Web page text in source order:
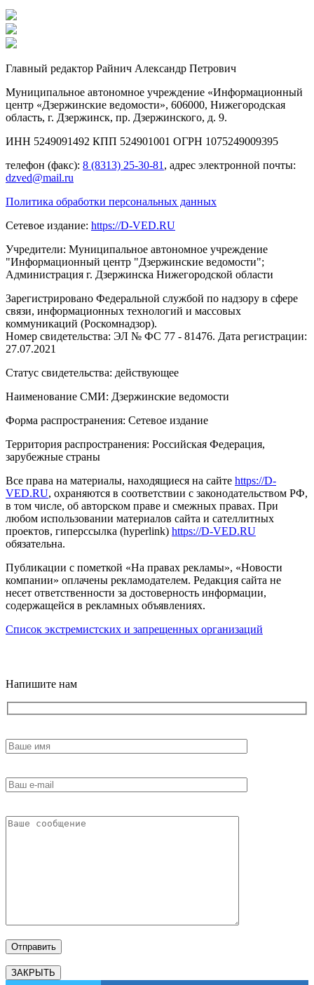
Главный редактор Райнич Александр Петрович
Муниципальное автономное учреждение «Информационный
центр «Дзержинские ведомости», 606000, Нижегородская
область, г. Дзержинск, пр. Дзержинского, д. 9.
ИНН 5249091492 КПП 524901001 ОГРН 1075249009395
телефон (факс): 8 (8313) 25-30-81 , адрес электронной почты:
dzved@mail.ru
Политика обработки персональных данных
Сетевое издание: https://D-VED.RU
Учредители: Муниципальное автономное учреждение
"Информационный центр "Дзержинские ведомости";
Администрация г. Дзержинска Нижегородской области
Зарегистрировано Федеральной службой по надзору в сфере
связи, информационных технологий и массовых
коммуникаций (Роскомнадзор).
Номер свидетельства: ЭЛ № ФС 77 - 81476. Дата регистрации:
27.07.2021
Статус свидетельства: действующее
Наименование СМИ: Дзержинские ведомости
Форма распространения: Сетевое издание
Территория распространения: Российская Федерация,
зарубежные страны
Все права на материалы, находящиеся на сайте https://D-
VED.RU, охраняются в соответствии с законодательством РФ,
в том числе, об авторском праве и смежных правах. При
любом использовании материалов сайта и сателлитных
проектов, гиперссылка (hyperlink) https://D-VED.RU
обязательна.
Публикации с пометкой «На правах рекламы», «Новости
компании» оплачены рекламодателем. Редакция сайта не
несет ответственности за достоверность информации,
содержащейся в рекламных объявлениях.
Список экстремистских и запрещенных организаций
Напишите нам
ЗАКРЫТЬ